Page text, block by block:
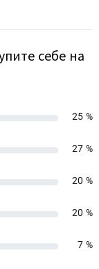
себе на
25 %
27 %
20 %
20 %
7 %